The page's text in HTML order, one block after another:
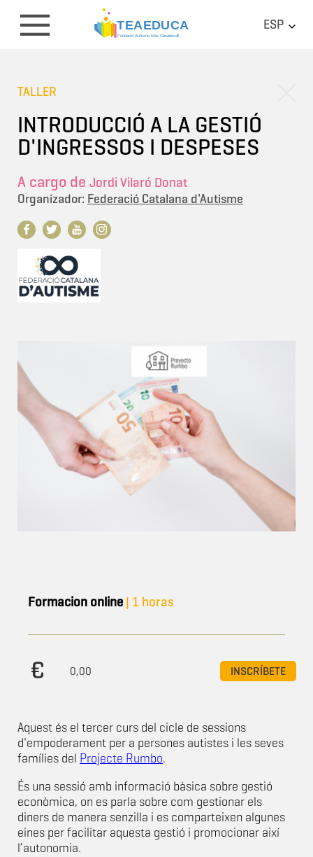
ESP
TALLER
INTRODUCCIÓ A LA GESTIÓ
D'INGRESSOS I DESPESES
A cargo de Jordi Vilaró Donat
Organizador: Federació Catalana d'Autisme
Formacion online | 1 horas
0,00 INSCRÍBETE
Aquest és el tercer curs del cicle de sessions
d'empoderament per a persones autistes i les seves
famílies del Projecte Rumbo.
És una sessió amb informació bàsica sobre gestió
econòmica, on es parla sobre com gestionar els
diners de manera senzilla i es comparteixen algunes
eines per facilitar aquesta gestió i promocionar així
l’autonomia.